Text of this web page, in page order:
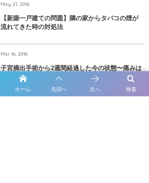
May 21, 2016
【新築一戸建ての問題】隣の家からタバコの煙が
流れてきた時の対処法
Mar 16, 2016
子宮摘出手術から2週間経過した今の状態〜痛みは
どのくらい？
検索
ホーム 先頭へ 次へ